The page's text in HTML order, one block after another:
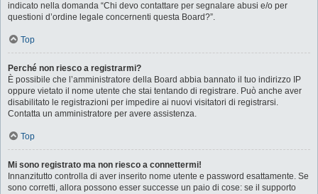
indicato nella domanda “Chi devo contattare per segnalare abusi e/o per
questioni d’ordine legale concernenti questa Board?”.
Top
Perché non riesco a registrarmi?
È possibile che l’amministratore della Board abbia bannato il tuo indirizzo IP
oppure vietato il nome utente che stai tentando di registrare. Può anche aver
disabilitato le registrazioni per impedire ai nuovi visitatori di registrarsi.
Contatta un amministratore per avere assistenza.
Top
Mi sono registrato ma non riesco a connettermi!
Innanzitutto controlla di aver inserito nome utente e password esattamente. Se
sono corretti, allora possono esser successe un paio di cose: se il supporto